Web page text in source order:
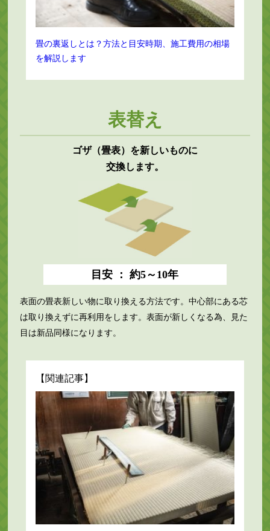
畳の裏返しとは？方法と目安時期、施工費用の相場
を解説します
表替え
ゴザ（畳表）を新しいものに
交換します。
目安 ： 約5～10年
表面の畳表新しい物に取り換える方法です。中心部にある芯
は取り換えずに再利用をします。表面が新しくなる為、見た
目は新品同様になります。
【関連記事】